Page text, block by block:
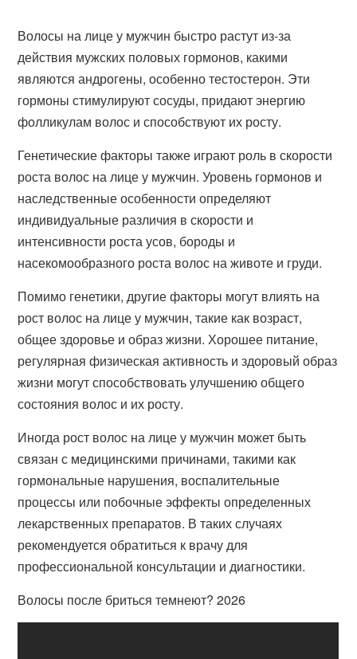
Волосы на лице у мужчин быстро растут из-за
действия мужских половых гормонов, какими
являются андрогены, особенно тестостерон. Эти
гормоны стимулируют сосуды, придают энергию
фолликулам волос и способствуют их росту.
Генетические факторы также играют роль в скорости
роста волос на лице у мужчин. Уровень гормонов и
наследственные особенности определяют
индивидуальные различия в скорости и
интенсивности роста усов, бороды и
насекомообразного роста волос на животе и груди.
Помимо генетики, другие факторы могут влиять на
рост волос на лице у мужчин, такие как возраст,
общее здоровье и образ жизни. Хорошее питание,
регулярная физическая активность и здоровый образ
жизни могут способствовать улучшению общего
состояния волос и их росту.
Иногда рост волос на лице у мужчин может быть
связан с медицинскими причинами, такими как
гормональные нарушения, воспалительные
процессы или побочные эффекты определенных
лекарственных препаратов. В таких случаях
рекомендуется обратиться к врачу для
профессиональной консультации и диагностики.
Волосы после бриться темнеют? 2026